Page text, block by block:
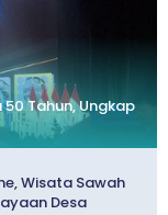
50 Tahun, Ungkap
Wisata Sawah
Desa